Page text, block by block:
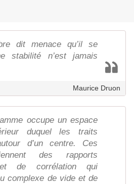
dit menace qu’il se
stabilité n’est jamais
Maurice Druon
occupe un espace
duquel les traits
d’un centre. Ces
des rapports
et de corrélation qui
complexe de vide et de